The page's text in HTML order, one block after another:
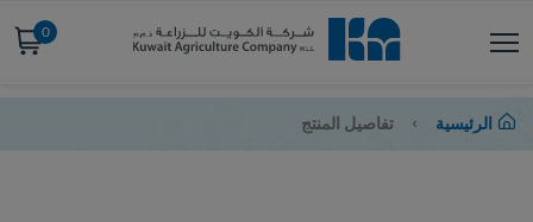
0
الرئيسية تفاصيل المنتج